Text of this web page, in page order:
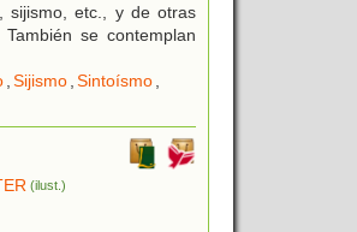
sijismo, etc., y de otras
se contemplan
,Sijismo,Sintoísmo,
(ilust.)